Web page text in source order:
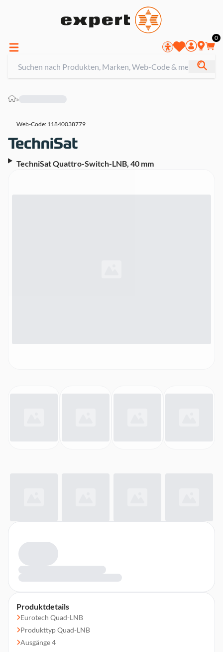
0
»
Web-Code: 11840038779
TechniSat Quattro-Switch-LNB, 40 mm
Produktdetails
Eurotech Quad-LNB
Produkttyp Quad-LNB
Ausgänge 4